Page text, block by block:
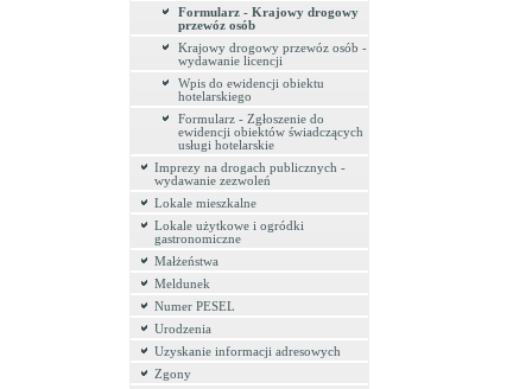
Formularz - Krajowy drogowy
przewóz osób
Krajowy drogowy przewóz osób -
wydawanie licencji
Wpis do ewidencji obiektu
hotelarskiego
Formularz - Zgłoszenie do
ewidencji obiektów świadczących
usługi hotelarskie
Imprezy na drogach publicznych -
wydawanie zezwoleń
Lokale mieszkalne
Lokale użytkowe i ogródki
gastronomiczne
Małżeństwa
Meldunek
Numer PESEL
Urodzenia
Uzyskanie informacji adresowych
Zgony